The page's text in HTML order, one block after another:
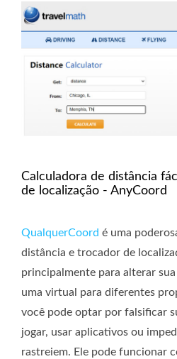
Calculadora de distância
de localização - AnyCoord
QualquerCoord é uma
distância e trocador de
principalmente para alterar
uma virtual para diferentes
você pode optar por falsificar
jogar, usar aplicativos ou
rastreiem. Ele pode funcionar